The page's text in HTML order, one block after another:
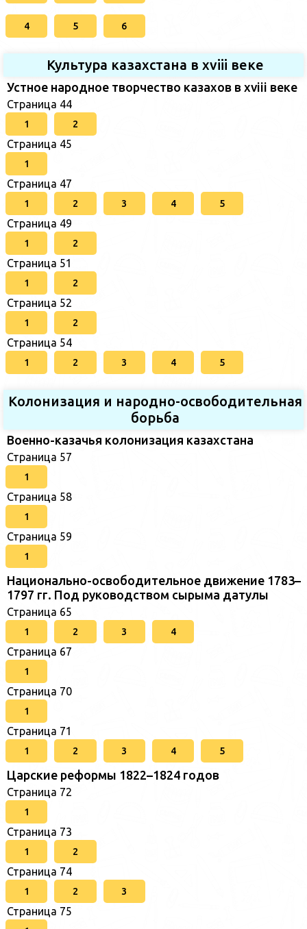
4 5 6
Культура казахстана в xviii веке
Устное народное творчество казахов в xviii веке
Страница 44
1 2
Страница 45
1
Страница 47
1 2 3 4 5
Страница 49
1 2
Страница 51
1 2
Страница 52
1 2
Страница 54
1 2 3 4 5
Колонизация и народно-освободительная
борьба
Военно-казачья колонизация казахстана
Страница 57
1
Страница 58
1
Страница 59
1
Национально-освободительное движение 1783–
1797 гг. Под руководством сырыма датулы
Страница 65
1 2 3 4
Страница 67
1
Страница 70
1
Страница 71
1 2 3 4 5
Царские реформы 1822–1824 годов
Страница 72
1
Страница 73
1 2
Страница 74
1 2 3
Страница 75